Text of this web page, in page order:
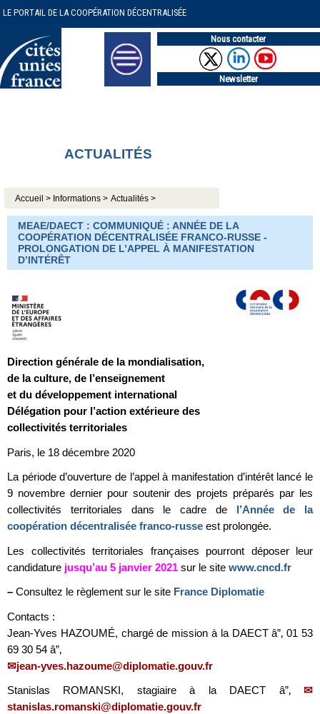
LE PORTAIL DE LA COOPÉRATION DÉCENTRALISÉE
Nous contacter
Newsletter
ACTUALITÉS
Accueil > Informations > Actualités >
MEAE/DAECT : COMMUNIQUÉ : ANNÉE DE LA
COOPÉRATION DÉCENTRALISÉE FRANCO-RUSSE -
PROLONGATION DE L’APPEL À MANIFESTATION
D’INTÉRÊT
Direction générale de la mondialisation,
de la culture, de l’enseignement
et du développement international
Délégation pour l’action extérieure des
collectivités territoriales
Paris, le 18 décembre 2020
La période d’ouverture de l’appel à manifestation d’intérêt lancé le
9 novembre dernier pour soutenir des projets préparés par les
collectivités territoriales dans le cadre de l’Année de la
coopération décentralisée franco-russe est prolongée.
Les collectivités territoriales françaises pourront déposer leur
candidature jusqu’au 5 janvier 2021 sur le site www.cncd.fr
– Consultez le règlement sur le site France Diplomatie
Contacts :
Jean-Yves HAZOUMÉ, chargé de mission à la DAECT â”‚ 01 53
69 30 54 â”‚
jean-yves.hazoume@diplomatie.gouv.fr
Stanislas ROMANSKI, stagiaire à la DAECT â”‚
stanislas.romanski@diplomatie.gouv.fr